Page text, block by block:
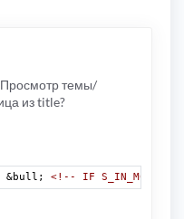
Просмотр темы/
из title?
&bull; <!-- IF S_IN_MCP -->